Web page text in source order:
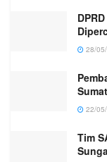
28/
22/
Tim